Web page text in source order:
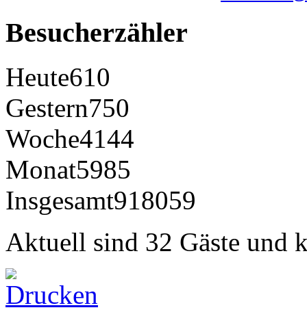
Besucherzähler
Heute610
Gestern750
Woche4144
Monat5985
Insgesamt918059
Aktuell sind 32 Gäste und